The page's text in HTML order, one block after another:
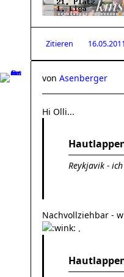
Zitieren
von Asenberger
Hi Olli...
Reykjavik -
Nachvollziehbar -
.